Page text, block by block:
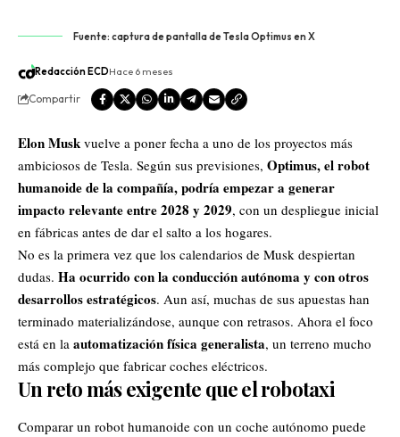
Fuente: captura de pantalla de Tesla Optimus en X
Redacción ECDHace 6 meses
Compartir
Elon Musk vuelve a poner fecha a uno de los proyectos más
ambiciosos de Tesla. Según sus previsiones, Optimus, el robot
humanoide de la compañía, podría empezar a generar
impacto relevante entre 2028 y 2029, con un despliegue inicial
en fábricas antes de dar el salto a los hogares.
No es la primera vez que los calendarios de Musk despiertan
dudas. Ha ocurrido con la conducción autónoma y con otros
desarrollos estratégicos. Aun así, muchas de sus apuestas han
terminado materializándose, aunque con retrasos. Ahora el foco
está en la automatización física generalista, un terreno mucho
más complejo que fabricar coches eléctricos.
Un reto más exigente que el robotaxi
Comparar un robot humanoide con un coche autónomo puede